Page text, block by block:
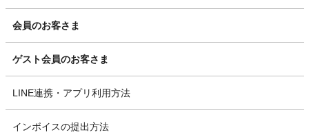
会員のお客さま
ゲスト会員のお客さま
LINE連携・アプリ利用方法
インボイスの提出方法